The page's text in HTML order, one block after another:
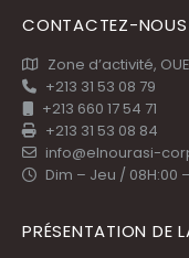
CONTACTEZ-NOUS
Zone d’activité,
+213 31 53 08 79
+213 660 17 54 71
+213 31 53 08 84
info@elnourasi-
Dim – Jeu / 08H:00
PRÉSENTATION DE